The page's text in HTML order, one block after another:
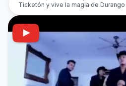
Ticketón y vive la magia de